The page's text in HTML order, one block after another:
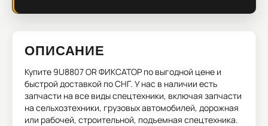
ОПИСАНИЕ
Купите 9U8807 OR ФИКСАТОР по выгодной цене и
быстрой доставкой по СНГ. У нас в наличии есть
запчасти на все виды спецтехники, включая запчасти
на сельхозтехники, грузовых автомобилей, дорожная
или рабочей, строительной, подъемная спецтехника.